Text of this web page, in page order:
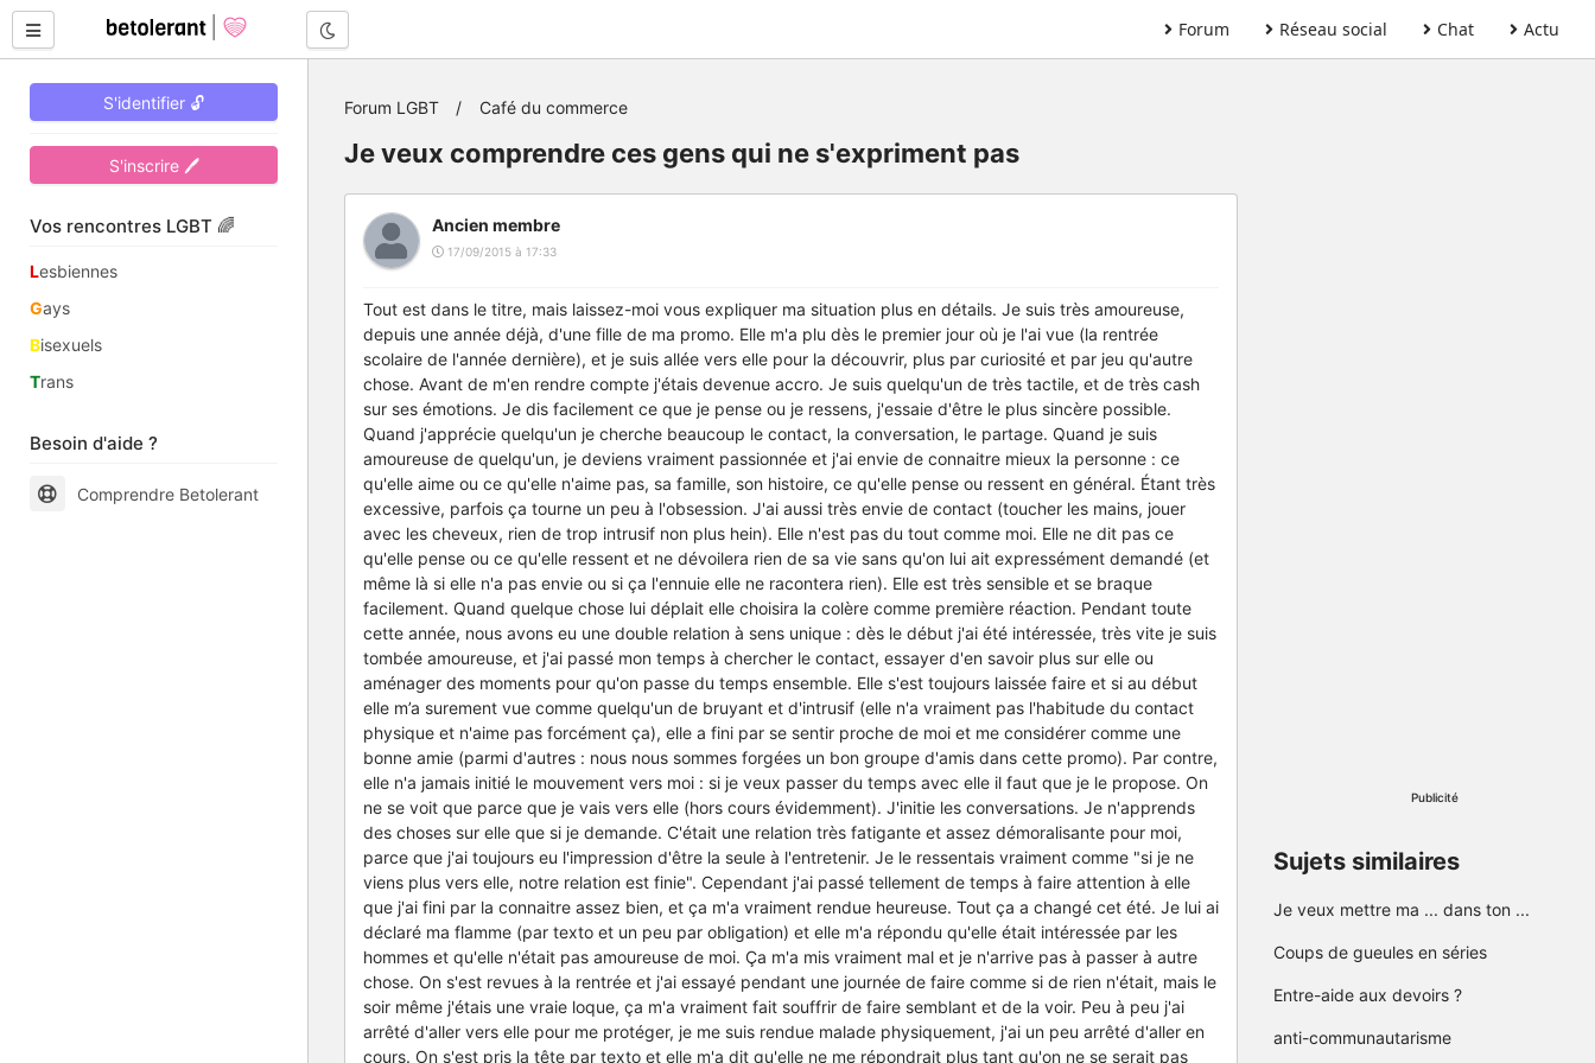
Forum Réseau social Chat Actu
S'identifier 🔓
S'inscrire 🖊
Vos rencontres LGBT 🌈
Lesbiennes
Gays
Bisexuels
Trans
Besoin d'aide ?
Comprendre Betolerant
Forum LGBT Café du commerce
Je veux comprendre ces gens qui ne s'expriment pas
Ancien membre
17/09/2015 à 17:33
Tout est dans le titre, mais laissez-moi vous expliquer ma situation plus en détails. Je suis très amoureuse,
depuis une année déjà, d'une fille de ma promo. Elle m'a plu dès le premier jour où je l'ai vue (la rentrée
scolaire de l'année dernière), et je suis allée vers elle pour la découvrir, plus par curiosité et par jeu qu'autre
chose. Avant de m'en rendre compte j'étais devenue accro. Je suis quelqu'un de très tactile, et de très cash
sur ses émotions. Je dis facilement ce que je pense ou je ressens, j'essaie d'être le plus sincère possible.
Quand j'apprécie quelqu'un je cherche beaucoup le contact, la conversation, le partage. Quand je suis
amoureuse de quelqu'un, je deviens vraiment passionnée et j'ai envie de connaitre mieux la personne : ce
qu'elle aime ou ce qu'elle n'aime pas, sa famille, son histoire, ce qu'elle pense ou ressent en général. Étant très
excessive, parfois ça tourne un peu à l'obsession. J'ai aussi très envie de contact (toucher les mains, jouer
avec les cheveux, rien de trop intrusif non plus hein). Elle n'est pas du tout comme moi. Elle ne dit pas ce
qu'elle pense ou ce qu'elle ressent et ne dévoilera rien de sa vie sans qu'on lui ait expressément demandé (et
même là si elle n'a pas envie ou si ça l'ennuie elle ne racontera rien). Elle est très sensible et se braque
facilement. Quand quelque chose lui déplait elle choisira la colère comme première réaction. Pendant toute
cette année, nous avons eu une double relation à sens unique : dès le début j'ai été intéressée, très vite je suis
tombée amoureuse, et j'ai passé mon temps à chercher le contact, essayer d'en savoir plus sur elle ou
aménager des moments pour qu'on passe du temps ensemble. Elle s'est toujours laissée faire et si au début
elle m’a surement vue comme quelqu'un de bruyant et d'intrusif (elle n'a vraiment pas l'habitude du contact
physique et n'aime pas forcément ça), elle a fini par se sentir proche de moi et me considérer comme une
bonne amie (parmi d'autres : nous nous sommes forgées un bon groupe d'amis dans cette promo). Par contre,
elle n'a jamais initié le mouvement vers moi : si je veux passer du temps avec elle il faut que je le propose. On
ne se voit que parce que je vais vers elle (hors cours évidemment). J'initie les conversations. Je n'apprends
des choses sur elle que si je demande. C'était une relation très fatigante et assez démoralisante pour moi,
parce que j'ai toujours eu l'impression d'être la seule à l'entretenir. Je le ressentais vraiment comme "si je ne
viens plus vers elle, notre relation est finie". Cependant j'ai passé tellement de temps à faire attention à elle
que j'ai fini par la connaitre assez bien, et ça m'a vraiment rendue heureuse. Tout ça a changé cet été. Je lui ai
déclaré ma flamme (par texto et un peu par obligation) et elle m'a répondu qu'elle était intéressée par les
hommes et qu'elle n'était pas amoureuse de moi. Ça m'a mis vraiment mal et je n'arrive pas à passer à autre
chose. On s'est revues à la rentrée et j'ai essayé pendant une journée de faire comme si de rien n'était, mais le
soir même j'étais une vraie loque, ça m'a vraiment fait souffrir de faire semblant et de la voir. Peu à peu j'ai
arrêté d'aller vers elle pour me protéger, je me suis rendue malade physiquement, j'ai un peu arrêté d'aller en
cours. On s'est pris la tête par texto et elle m'a dit qu'elle ne me répondrait plus tant qu'on ne se serait pas
Publicité
Sujets similaires
Je veux mettre ma ... dans ton ...
Coups de gueules en séries
Entre-aide aux devoirs ?
anti-communautarisme